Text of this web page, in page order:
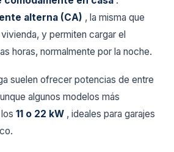
alterna (CA) , la misma que
y permiten cargar el
horas, normalmente por la noche.
suelen ofrecer potencias de entre
algunos modelos más
11 o 22 kW , ideales para garajes